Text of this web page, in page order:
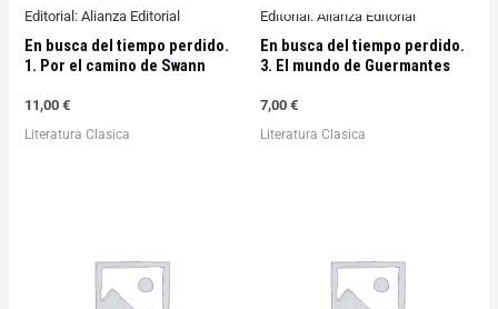
Editorial: Alianza Editorial
En busca del tiempo perdido.
1. Por el camino de Swann
11,00€
Literatura Clasica
Editorial: Alianza Editorial
En busca del tiempo perdido.
3. El mundo de Guermantes
7,00 €
Literatura Clasica